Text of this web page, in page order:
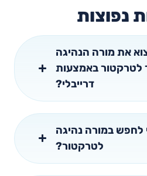
נפוצות
את מורה הנהיגה
לטרקטור באמצעות
דרייבלי?
לחפש במורה נהיגה
לטרקטור?